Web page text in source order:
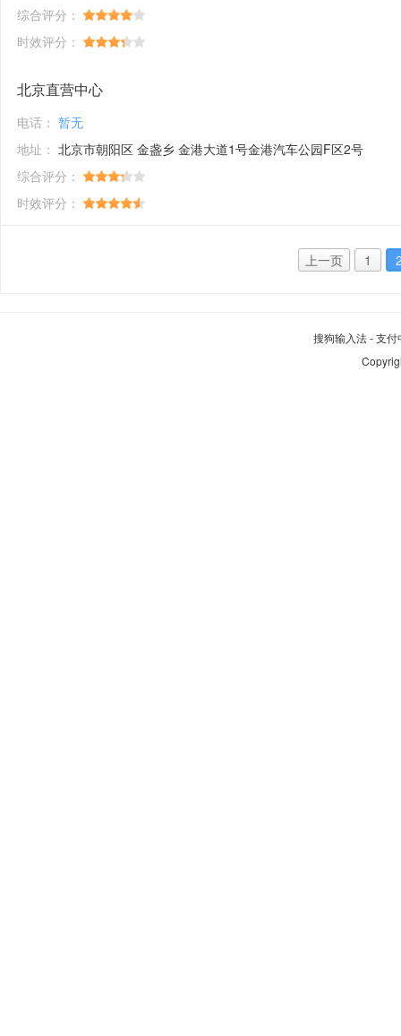
综合评分：
时效评分：
北京直营中心
电话： 暂无
地址： 北京市朝阳区 金盏乡 金港大道1号金港汽车公园F区2号
综合评分：
时效评分：
上一页 1
搜狗输入法-支付